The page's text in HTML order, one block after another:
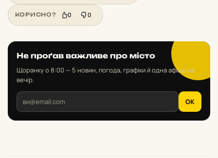
КОРИСНО? 0 0
Не проґав важливе про місто
Щоранку о 8:00 — 5 новин, погода, графіки й одна афіша на
вечір.
OK